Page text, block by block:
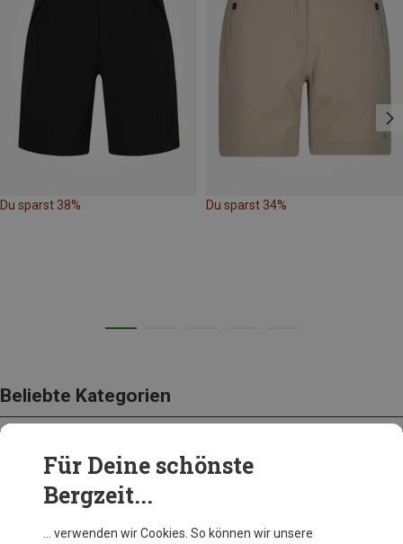
Du sparst 38% Du sparst 34%
Beliebte Kategorien
BEKLEIDUNG
Für Deine schönste
Bergzeit...
… verwenden wir Cookies. So können wir unsere